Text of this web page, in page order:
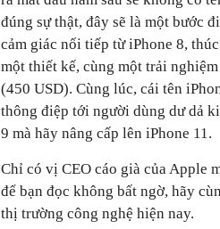
đúng sự thật, đây sẽ là một bước
cảm giác nối tiếp từ iPhone 8,
một thiết kế, cùng một trải
(450 USD). Cùng lúc, cái tên
thông điệp tới người dùng dư dả
9 mà hãy nâng cấp lên iPhone 11.
Chỉ có vị CEO cáo già của Apple
để bạn đọc không bất ngờ, hãy
thị trường công nghệ hiện nay.